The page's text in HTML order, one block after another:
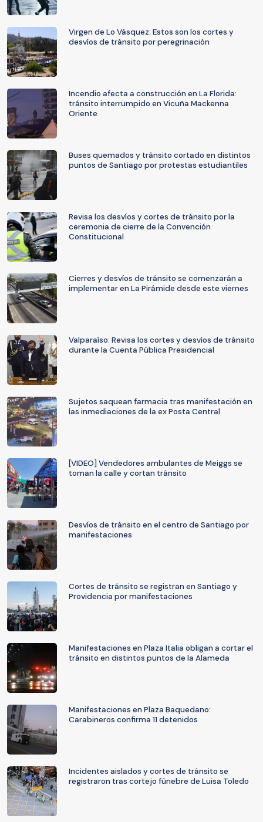
Virgen de Lo Vásquez: Estos son los cortes y
desvíos de tránsito por peregrinación
Incendio afecta a construcción en La Florida:
tránsito interrumpido en Vicuña Mackenna
Oriente
Buses quemados y tránsito cortado en distintos
puntos de Santiago por protestas estudiantiles
Revisa los desvíos y cortes de tránsito por la
ceremonia de cierre de la Convención
Constitucional
Cierres y desvíos de tránsito se comenzarán a
implementar en La Pirámide desde este viernes
Valparaíso: Revisa los cortes y desvíos de tránsito
durante la Cuenta Pública Presidencial
Sujetos saquean farmacia tras manifestación en
las inmediaciones de la ex Posta Central
[VIDEO] Vendedores ambulantes de Meiggs se
toman la calle y cortan tránsito
Desvíos de tránsito en el centro de Santiago por
manifestaciones
Cortes de tránsito se registran en Santiago y
Providencia por manifestaciones
Manifestaciones en Plaza Italia obligan a cortar el
tránsito en distintos puntos de la Alameda
Manifestaciones en Plaza Baquedano:
Carabineros confirma 11 detenidos
Incidentes aislados y cortes de tránsito se
registraron tras cortejo fúnebre de Luisa Toledo